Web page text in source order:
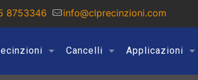
8753346 info@clprecinzioni.com
Cancelli Applicazioni